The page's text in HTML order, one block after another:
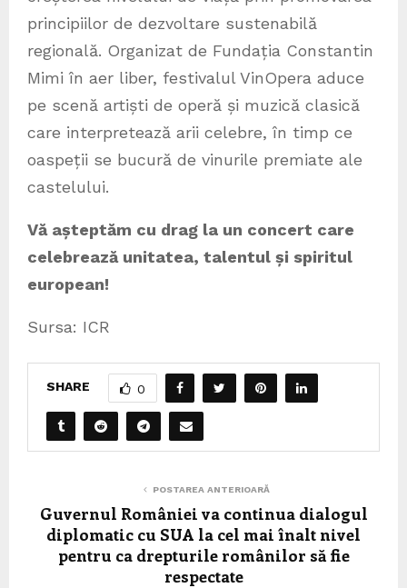
principiilor de dezvoltare sustenabilă
regională. Organizat de Fundația Constantin
Mimi în aer liber, festivalul VinOpera aduce
pe scenă artiști de operă și muzică clasică
care interpretează arii celebre, în timp ce
oaspeții se bucură de vinurile premiate ale
castelului.
Vă așteptăm cu drag la un concert care
celebrează unitatea, talentul și spiritul
european!
Sursa: ICR
SHARE 0
POSTAREA ANTERIOARĂ
Guvernul României va continua dialogul
diplomatic cu SUA la cel mai înalt nivel
pentru ca drepturile românilor să fie
respectate